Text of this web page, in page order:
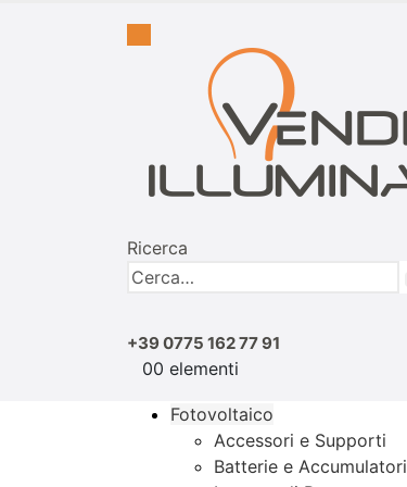
Ricerca
+39 0775 162 77 91
00 elementi
Fotovoltaico
Accessori e Supporti
Batterie e Accumulatori